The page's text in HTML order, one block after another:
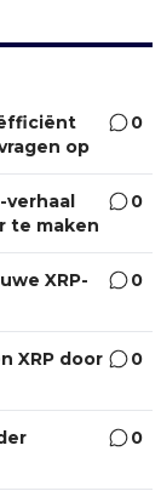
op
0
verhaal
te maken
0
XRP-
0
XRP door
0
0